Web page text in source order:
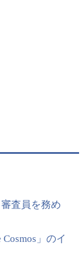
査員を務め
」のイ